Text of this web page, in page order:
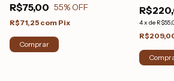
R$75,00 55% OFF
R$71,25 com Pix 4x de